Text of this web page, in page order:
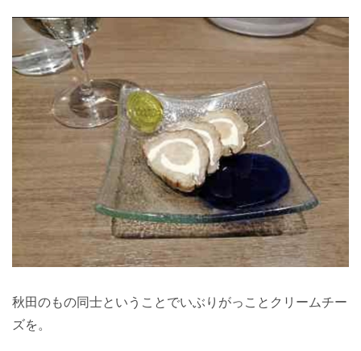
秋田のもの同士ということでいぶりがっことクリームチー
ズを。